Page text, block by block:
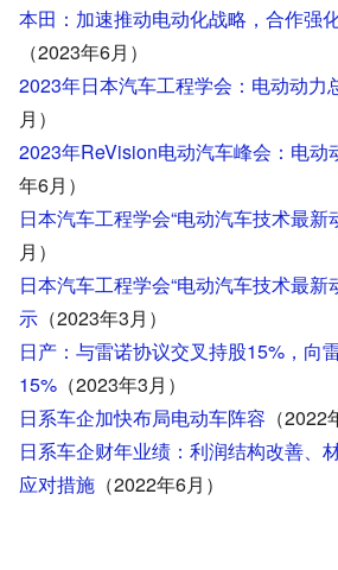
本田：加速推动电动化战略，合作强
（2023年6月 ）
2023年日本汽车工程学会：电动动力
月）
2023年ReVision电动汽车峰会：电动
年6月）
日本汽车工程学会“电动汽车技术最新
月）
日本汽车工程学会“电动汽车技术最新
示 （2023年3月）
日产：与雷诺协议交叉持股15%，向
15% （2023年3月）
日系车企加快布局电动车阵容 （2022
日系车企财年业绩：利润结构改善、
应对措施 （2022年6月）